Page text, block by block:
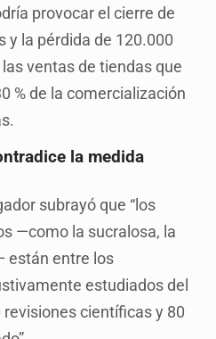
provocar el cierre de
y la pérdida de 120.000
ventas de tiendas que
% de la comercialización
la medida
subrayó que “los
—como la sucralosa, la
están entre los
estudiados del
científicas y 80